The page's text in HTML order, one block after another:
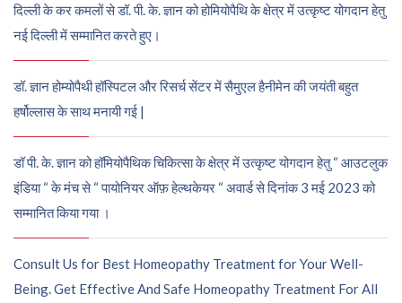
दिल्ली के कर कमलों से डॉ. पी. के. ज्ञान को होमियोपैथि के क्षेत्र में उत्कृष्ट योगदान हेतु
नई दिल्ली में सम्मानित करते हुए।
डॉ. ज्ञान होम्योपैथी हॉस्पिटल और रिसर्च सेंटर में सैमुएल हैनीमेन की जयंती बहुत
हर्षोल्लास के साथ मनायी गई |
डॉ पी. के. ज्ञान को हॉमियोपैथिक चिकित्सा के क्षेत्र में उत्कृष्ट योगदान हेतु “ आउटलुक
इंडिया “ के मंच से “ पायोनियर ऑफ़ हेल्थकेयर “ अवार्ड से दिनांक 3 मई 2023 को
सम्मानित किया गया ।
Consult Us for Best Homeopathy Treatment for Your Well-
Being. Get Effective And Safe Homeopathy Treatment For All